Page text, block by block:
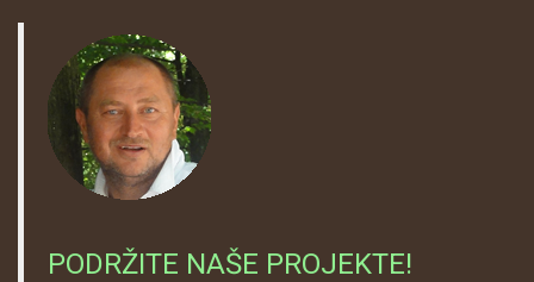
PODRŽITE NAŠE PROJEKTE!